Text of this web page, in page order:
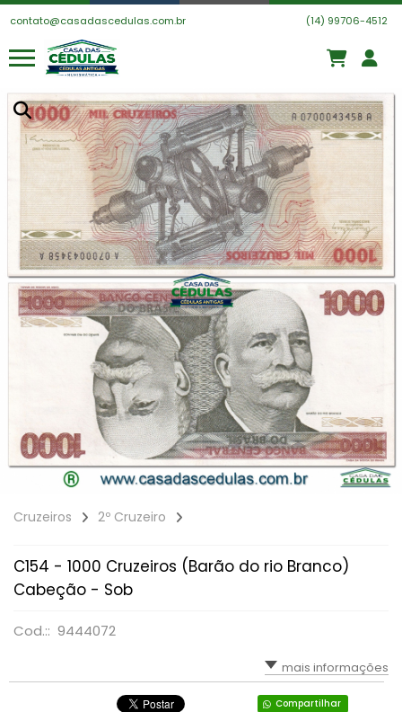
contato@casadascedulas.com.br (14) 99706-4512
Cruzeiros 2º Cruzeiro
C154 - 1000 Cruzeiros (Barão do rio Branco)
Cabeção - Sob
Cod.:: 9444072
mais informações
Compartilhar